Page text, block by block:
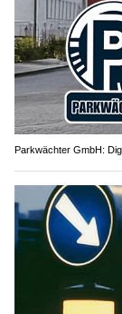
Parkwächter GmbH: